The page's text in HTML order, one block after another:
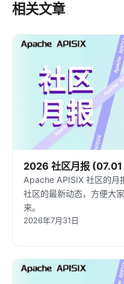
相关文章
2026 社区月报
Apache APISIX 社区的月
社区的最新动态，方便大
来。
2026年7月31日